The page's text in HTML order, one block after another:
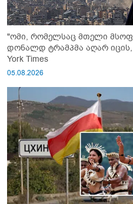
"ომი, რომელსაც მთელი
დონალდ ტრამპმა აღარ იცის,
York Times
05.08.2026